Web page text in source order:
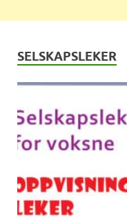
SELSKAPSLEKER